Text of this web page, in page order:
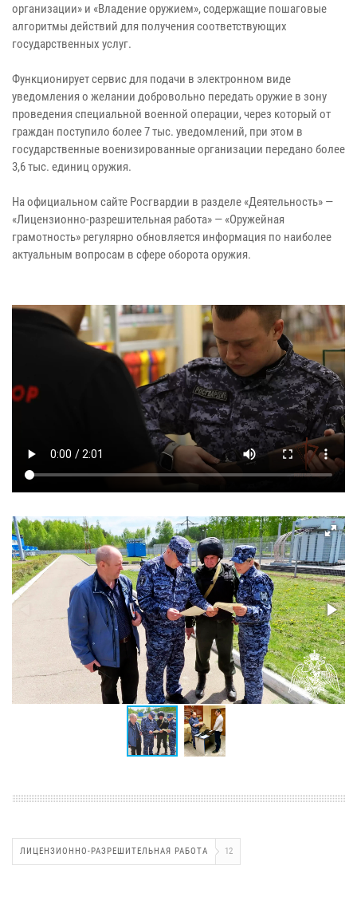
организации» и «Владение оружием», содержащие пошаговые
алгоритмы действий для получения соответствующих
государственных услуг.
Функционирует сервис для подачи в электронном виде
уведомления о желании добровольно передать оружие в зону
проведения специальной военной операции, через который от
граждан поступило более 7 тыс. уведомлений, при этом в
государственные военизированные организации передано более
3,6 тыс. единиц оружия.
На официальном сайте Росгвардии в разделе «Деятельность» —
«Лицензионно-разрешительная работа» — «Оружейная
грамотность» регулярно обновляется информация по наиболее
актуальным вопросам в сфере оборота оружия.
ЛИЦЕНЗИОННО-РАЗРЕШИТЕЛЬНАЯ РАБОТА 12